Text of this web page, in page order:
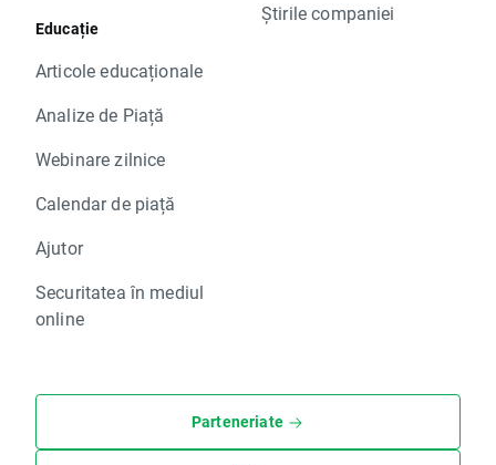
Educație
Articole educaționale
Analize de Piață
Webinare zilnice
Calendar de piață
Ajutor
Securitatea în mediul
online
Știrile companiei
Parteneriate